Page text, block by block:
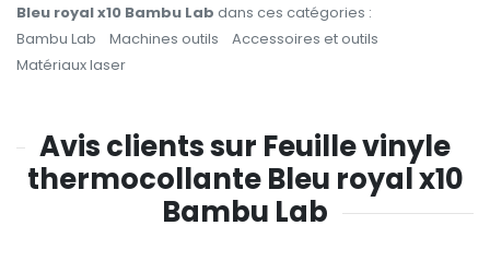
Bleu royal x10 Bambu Lab dans ces catégories :
Bambu Lab
Machines outils
Accessoires et outils
Matériaux laser
Avis clients sur Feuille vinyle
thermocollante Bleu royal x10
Bambu Lab